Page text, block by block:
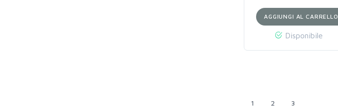
AGGIUNGI AL CARRELLO
Disponibile
1 2 3